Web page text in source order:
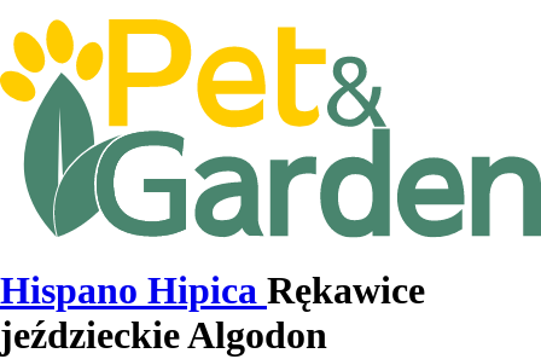
Hispano Hipica Rękawice
jeździeckie Algodon